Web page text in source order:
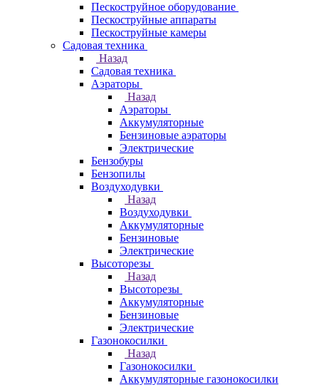
Пескоструйное оборудование
Пескоструйные аппараты
Пескоструйные камеры
Садовая техника
Назад
Садовая техника
Аэраторы
Назад
Аэраторы
Аккумуляторные
Бензиновые аэраторы
Электрические
Бензобуры
Бензопилы
Воздуходувки
Назад
Воздуходувки
Аккумуляторные
Бензиновые
Электрические
Высоторезы
Назад
Высоторезы
Аккумуляторные
Бензиновые
Электрические
Газонокосилки
Назад
Газонокосилки
Аккумуляторные газонокосилки